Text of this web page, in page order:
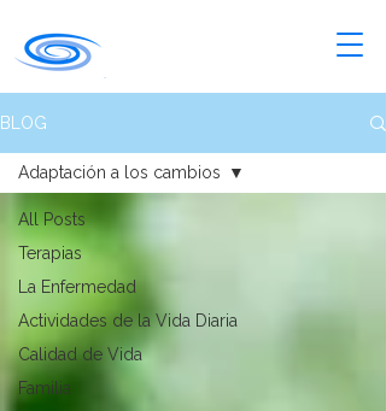
BLOG
All Posts
Terapias
La Enfermedad
Actividades de la Vida Diaria
Calidad de Vida
Familia
Adaptación a los cambios